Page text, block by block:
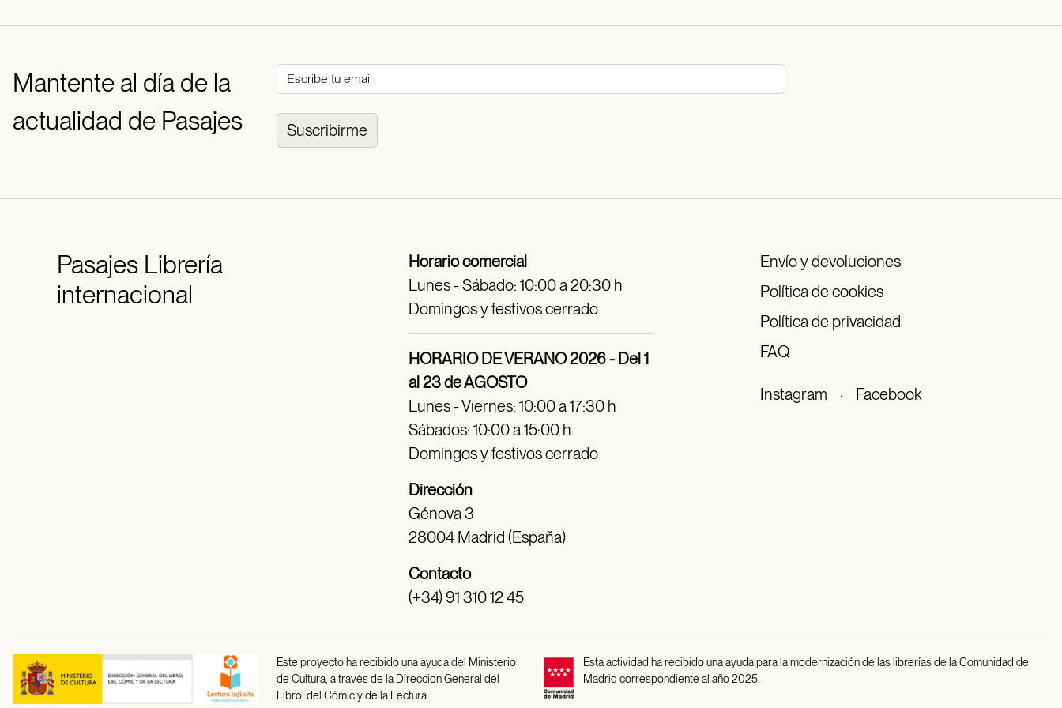
Mantente al día de la
actualidad de Pasajes
Suscribirme
PasajesLibrería
internacional
Horario comercial
Lunes - Sábado: 10:00 a 20:30 h
Domingos y festivos cerrado
HORARIO DE VERANO 2026 - Del 1
al 23 de AGOSTO
Lunes - Viernes: 10:00 a 17:30 h
Sábados: 10:00 a 15:00 h
Domingos y festivos cerrado
Dirección
Génova 3
28004 Madrid (España)
Contacto
(+34) 91 310 12 45
Envío y devoluciones
Política de cookies
Política de privacidad
FAQ
Instagram · Facebook
Este proyecto ha recibido una ayuda del Ministerio
de Cultura, a través de la Direccion General del
Libro, del Cómic y de la Lectura.
Esta actividad ha recibido una ayuda para la modernización de las librerías de la Comunidad de
Madrid correspondiente al año 2025.